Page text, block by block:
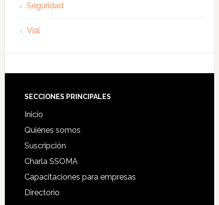
Seguridad
Vial
Footer
SECCIONES PRINCIPALES
Inicio
Quiénes somos
Suscripción
Charla SSOMA
Capacitaciones para empresas
Directorio